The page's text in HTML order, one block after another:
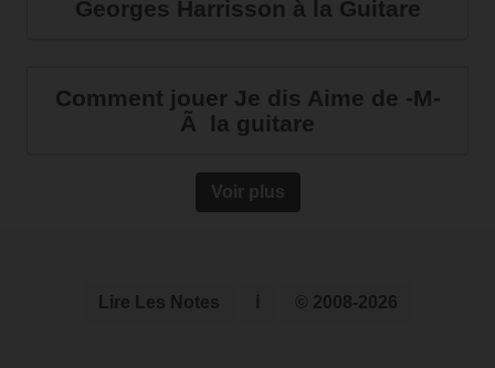
Georges Harrisson à la Guitare
Comment jouer Je dis Aime de -M-
Ã la guitare
Voir plus
Lire Les Notes © 2008-2026